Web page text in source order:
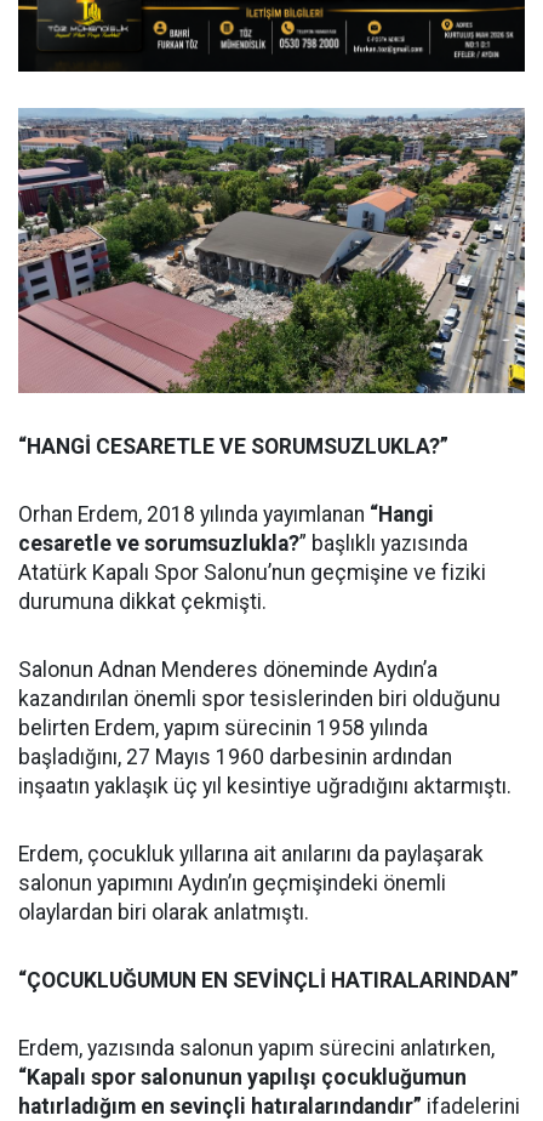
“HANGİ CESARETLE VE SORUMSUZLUKLA?”
Orhan Erdem, 2018 yılında yayımlanan “Hangi
cesaretle ve sorumsuzlukla?” başlıklı yazısında
Atatürk Kapalı Spor Salonu’nun geçmişine ve fiziki
durumuna dikkat çekmişti.
Salonun Adnan Menderes döneminde Aydın’a
kazandırılan önemli spor tesislerinden biri olduğunu
belirten Erdem, yapım sürecinin 1958 yılında
başladığını, 27 Mayıs 1960 darbesinin ardından
inşaatın yaklaşık üç yıl kesintiye uğradığını aktarmıştı.
Erdem, çocukluk yıllarına ait anılarını da paylaşarak
salonun yapımını Aydın’ın geçmişindeki önemli
olaylardan biri olarak anlatmıştı.
“ÇOCUKLUĞUMUN EN SEVİNÇLİ HATIRALARINDAN”
Erdem, yazısında salonun yapım sürecini anlatırken,
“Kapalı spor salonunun yapılışı çocukluğumun
hatırladığım en sevinçli hatıralarındandır” ifadelerini